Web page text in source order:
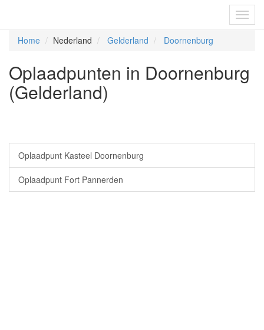
Home Nederland Gelderland Doornenburg
Oplaadpunten in Doornenburg
(Gelderland)
Oplaadpunt Kasteel Doornenburg
Oplaadpunt Fort Pannerden